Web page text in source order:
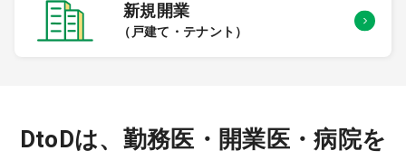
新規開業
（戸建て・テナント）
DtoDは、勤務医・開業医・病院を